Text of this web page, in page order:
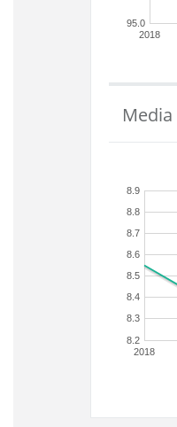
2018
95.0
Media
2018
8.2
8.3
8.4
8.5
8.6
8.7
8.8
8.9